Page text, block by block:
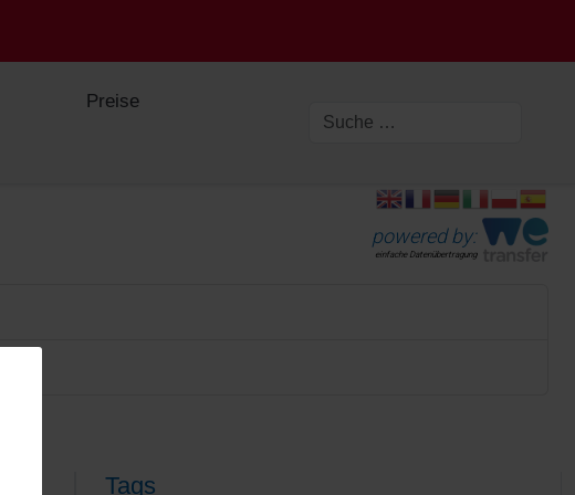
Preise
powered by:
einfache Datenübertragung
Tags